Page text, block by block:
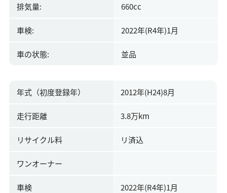
排気量: 660cc
車検: 2022年(R4年)1月
車の状態: 並品
年式（初度登録年） 2012年(H24)8月
走行距離 3.8万km
リサイクル料 リ済込
ワンオーナー
車検 2022年(R4年)1月